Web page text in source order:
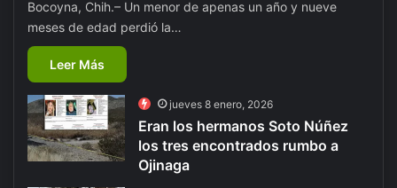
Bocoyna, Chih.– Un menor de apenas un año y nueve
meses de edad perdió la…
Leer Más
jueves 8 enero, 2026
Eran los hermanos Soto Núñez
los tres encontrados rumbo a
Ojinaga